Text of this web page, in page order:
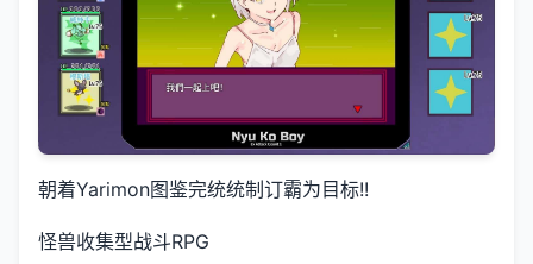
朝着Yarimon图鉴完统统制订霸为目标!!
怪兽收集型战斗RPG